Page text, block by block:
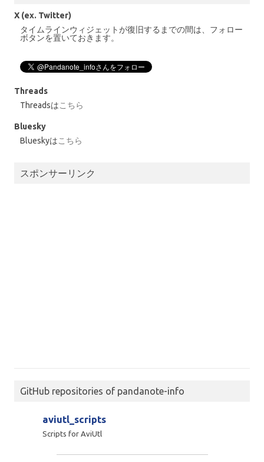
X (ex. Twitter)
タイムラインウィジェットが復旧するまでの間は、フォロー
ボタンを置いておきます。
Threads
Threadsはこちら
Bluesky
Blueskyはこちら
スポンサーリンク
GitHub repositories of pandanote-info
aviutl_scripts
Scripts for AviUtl